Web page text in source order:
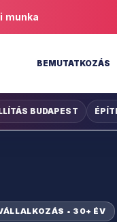
munka
BEMUTATKOZÁS
BUDAPEST
• 30+ ÉV